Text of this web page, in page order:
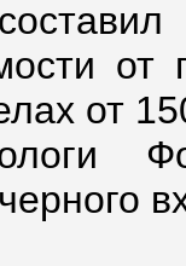
от
от